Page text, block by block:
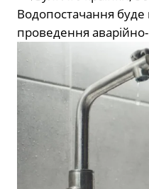
Водопостачання буде
проведення